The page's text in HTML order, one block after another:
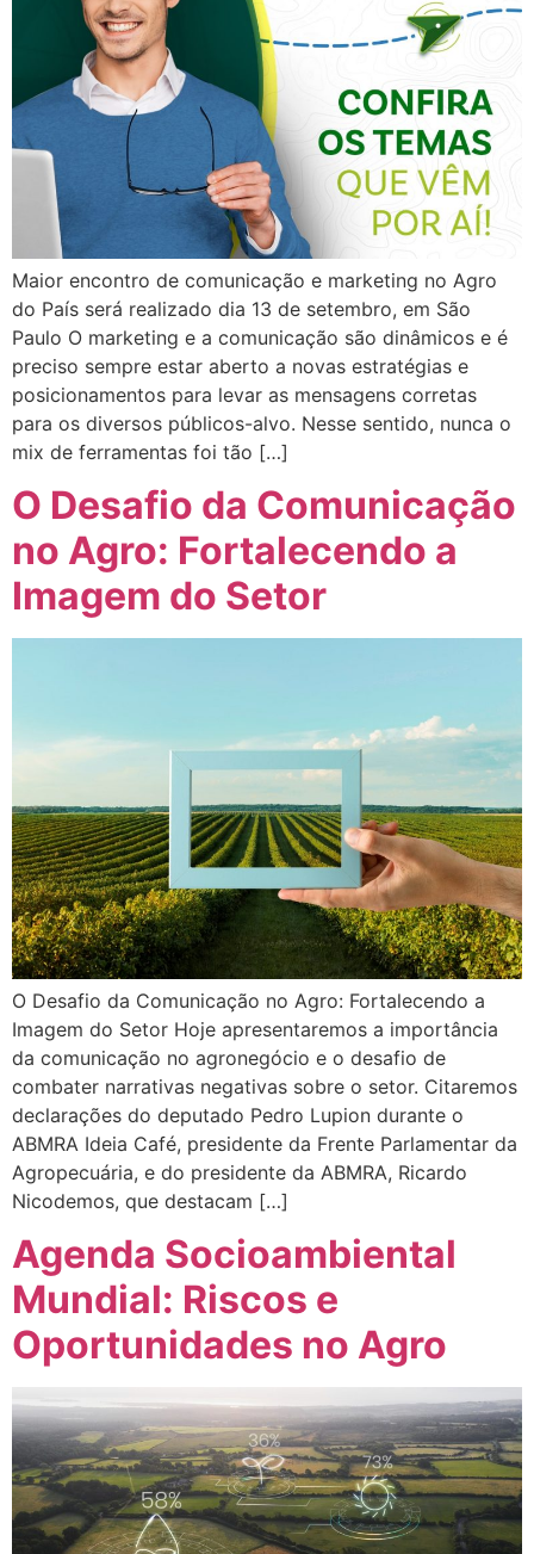
Maior encontro de comunicação e marketing no Agro
do País será realizado dia 13 de setembro, em São
Paulo O marketing e a comunicação são dinâmicos e é
preciso sempre estar aberto a novas estratégias e
posicionamentos para levar as mensagens corretas
para os diversos públicos-alvo. Nesse sentido, nunca o
mix de ferramentas foi tão […]
O Desafio da Comunicação
no Agro: Fortalecendo a
Imagem do Setor
O Desafio da Comunicação no Agro: Fortalecendo a
Imagem do Setor Hoje apresentaremos a importância
da comunicação no agronegócio e o desafio de
combater narrativas negativas sobre o setor. Citaremos
declarações do deputado Pedro Lupion durante o
ABMRA Ideia Café, presidente da Frente Parlamentar da
Agropecuária, e do presidente da ABMRA, Ricardo
Nicodemos, que destacam […]
Agenda Socioambiental
Mundial: Riscos e
Oportunidades no Agro